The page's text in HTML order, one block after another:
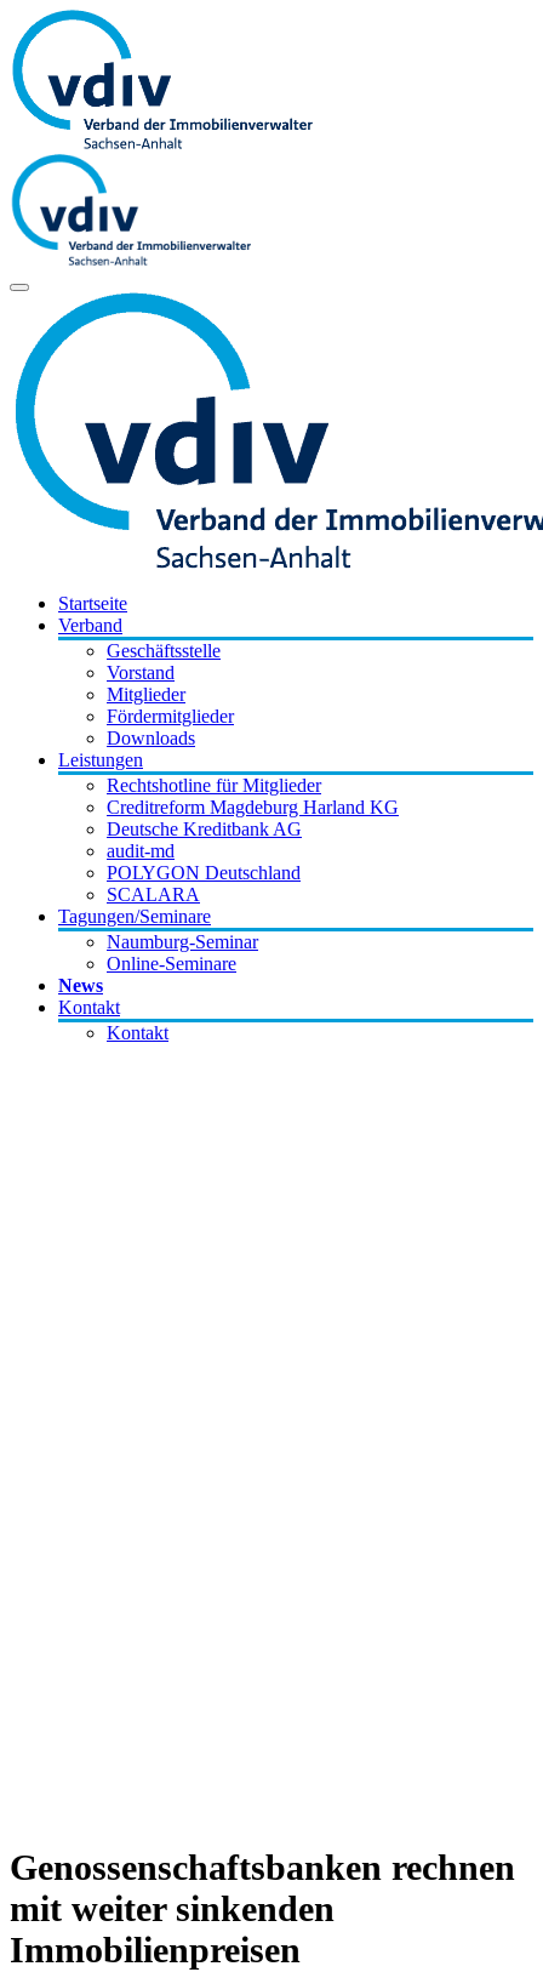
Startseite
Verband
Geschäftsstelle
Vorstand
Mitglieder
Fördermitglieder
Downloads
Leistungen
Rechtshotline für Mitglieder
Creditreform Magdeburg Harland KG
Deutsche Kreditbank AG
audit-md
POLYGON Deutschland
SCALARA
Tagungen/Seminare
Naumburg-Seminar
Online-Seminare
News
Kontakt
Kontakt
Genossenschaftsbanken rechnen
mit weiter sinkenden
Immobilienpreisen